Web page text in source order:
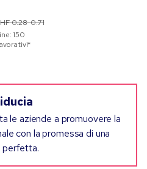
0.28-0.71
150
le aziende a promuovere la
con la promessa di una
perfetta.